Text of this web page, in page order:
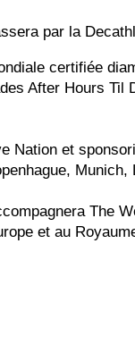
par la
certifiée
After Hours Til
Nation et
The
et au